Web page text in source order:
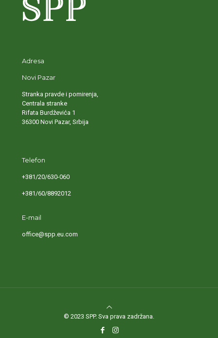
Adresa
Novi Pazar
Stranka pravde i pomirenja,
Centrala stranke
Rifata Burdževića 1
36300 Novi Pazar, Srbija
Telefon
+381/20/630-060
+381/60/8892012
E-mail
office@spp.eu.com
© 2023 SPP. Sva prava zadržana.